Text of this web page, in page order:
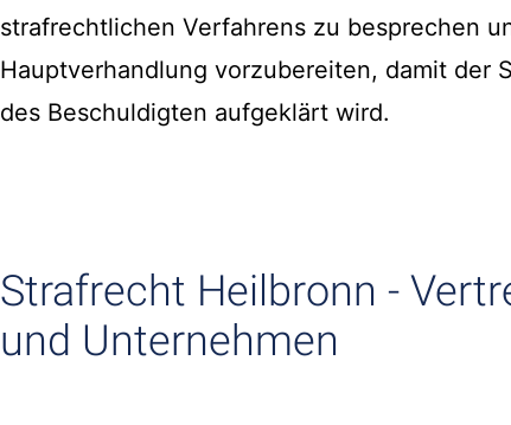
strafrechtlichen Verfahrens zu besprechen
Hauptverhandlung vorzubereiten, damit der
des Beschuldigten aufgeklärt wird.
Strafrecht Heilbronn -
und Unternehmen